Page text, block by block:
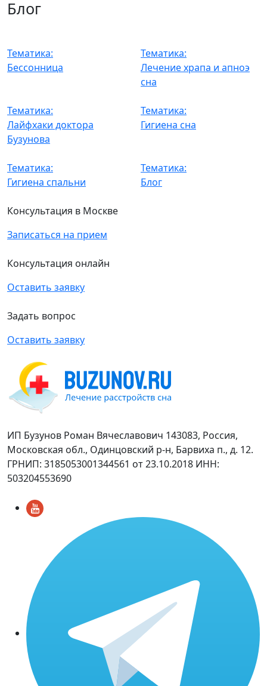
Блог
Тематика:
Бессонница
Тематика:
Лечение храпа и апноэ
сна
Тематика:
Лайфхаки доктора
Бузунова
Тематика:
Гигиена сна
Тематика:
Гигиена спальни
Тематика:
Блог
Консультация в Москве
Записаться на прием
Консультация онлайн
Оставить заявку
Задать вопрос
Оставить заявку
ИП Бузунов Роман Вячеславович 143083, Россия,
Московская обл., Одинцовский р-н, Барвиха п., д. 12.
ГРНИП: 3185053001344561 от 23.10.2018 ИНН:
503204553690